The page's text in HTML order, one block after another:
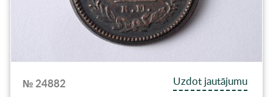
№ 24882
Uzdot jautājumu